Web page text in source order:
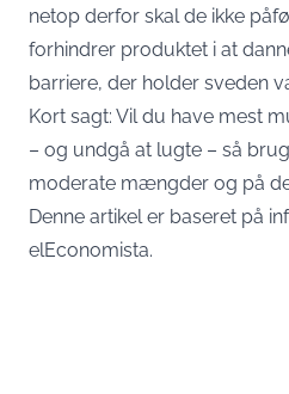
netop derfor skal de ikke
forhindrer produktet i at
barriere, der holder sveden
Kort sagt: Vil du have mest
– og undgå at lugte – så
moderate mængder og på
Denne artikel er baseret på
elEconomista.